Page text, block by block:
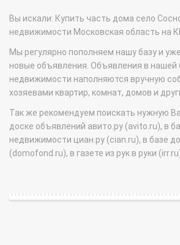
Вы искали: Купить часть дома село
недвижимости Московская область на
Мы регулярно пополняем нашу базу и
новые объявления. Объявления в нашей
недвижимости наполняются вручную
хозяевами квартир, комнат, домов и
Так же рекомендуем поискать нужную
доске объявлений авито.ру (avito.ru), в
недвижимости циан.ру (cian.ru), в базе
(domofond.ru), в газете из рук в руки